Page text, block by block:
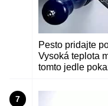
Pesto pridajte
Vysoká teplota
tomto jedle
7